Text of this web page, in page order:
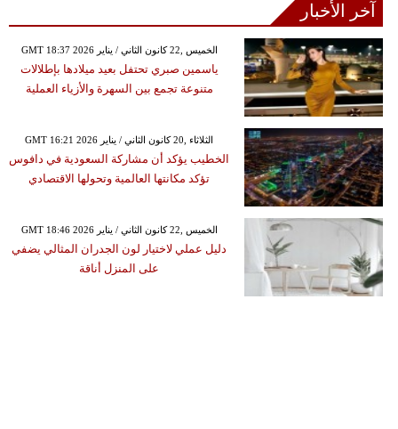
آخر الأخبار
GMT 18:37 2026 الخميس ,22 كانون الثاني / يناير
ياسمين صبري تحتفل بعيد ميلادها بإطلالات
متنوعة تجمع بين السهرة والأزياء العملية
GMT 16:21 2026 الثلاثاء ,20 كانون الثاني / يناير
الخطيب يؤكد أن مشاركة السعودية في دافوس
تؤكد مكانتها العالمية وتحولها الاقتصادي
GMT 18:46 2026 الخميس ,22 كانون الثاني / يناير
دليل عملي لاختيار لون الجدران المثالي يضفي
على المنزل أناقة